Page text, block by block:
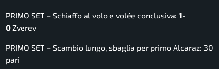
PRIMO SET – Schiaffo al volo e volée conclusiva: 1-
0Zverev
PRIMO SET – Scambio lungo, sbaglia per primo Alcaraz: 30
pari